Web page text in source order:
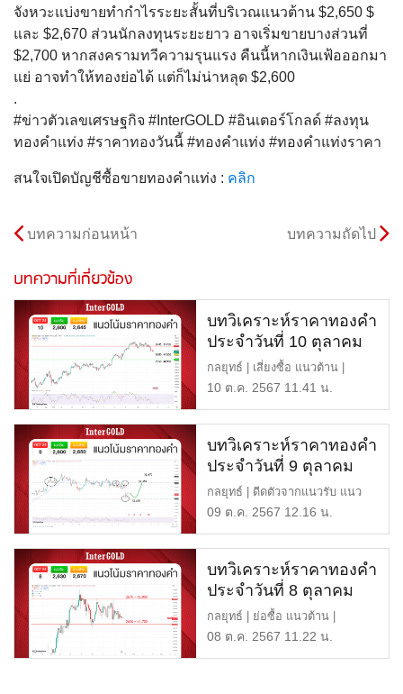
จังหวะแบ่งขายทำกำไรระยะสั้นที่บริเวณแนวต้าน $2,650 $
และ $2,670 ส่วนนักลงทุนระยะยาว อาจเริ่มขายบางส่วนที่
$2,700 หากสงครามทวีความรุนแรง คืนนี้หากเงินเฟ้อออกมา
แย่ อาจทำให้ทองย่อได้ แต่ก็ไม่น่าหลุด $2,600
.
#ข่าวตัวเลขเศรษฐกิจ #InterGOLD #อินเตอร์โกลด์ #ลงทุน
ทองคำแท่ง #ราคาทองวันนี้ #ทองคำแท่ง #ทองคำแท่งราคา
สนใจเปิดบัญชีซื้อขายทองคำแท่ง : คลิก
บทความก่อนหน้า บทความถัดไป
บทความที่เกี่ยวข้อง
บทวิเคราะห์ราคาทองคำ
ประจำวันที่ 10 ตุลาคม
2567
กลยุทธ์ | เสี่ยงซื้อ แนวต้าน |
$2,645 หรือ 41,700 บ […]
10 ต.ค. 2567 11.41 น.
บทวิเคราะห์ราคาทองคำ
ประจำวันที่ 9 ตุลาคม
2567
กลยุทธ์ | ดีดตัวจากแนวรับ แนว
ต้าน | $2,650 หรือ 41,7 […]
09 ต.ค. 2567 12.16 น.
บทวิเคราะห์ราคาทองคำ
ประจำวันที่ 8 ตุลาคม
2567
กลยุทธ์ | ย่อซื้อ แนวต้าน |
$2,670 หรือ 42,000 บาท […]
08 ต.ค. 2567 11.22 น.